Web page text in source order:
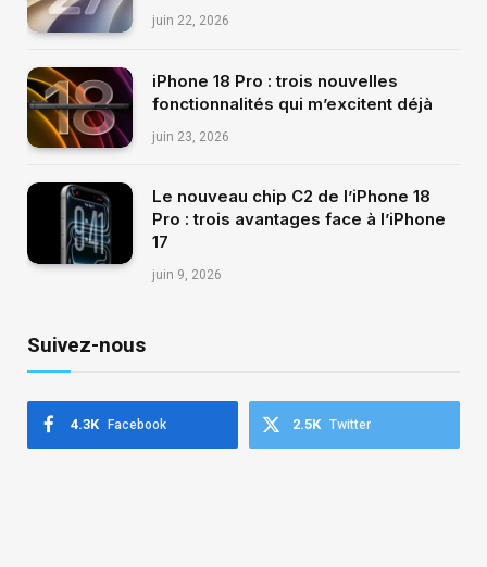
juin 22, 2026
iPhone 18 Pro : trois nouvelles
fonctionnalités qui m’excitent déjà
juin 23, 2026
Le nouveau chip C2 de l’iPhone 18
Pro : trois avantages face à l’iPhone
17
juin 9, 2026
Suivez-nous
Facebook
4.3K Twitter
2.5K